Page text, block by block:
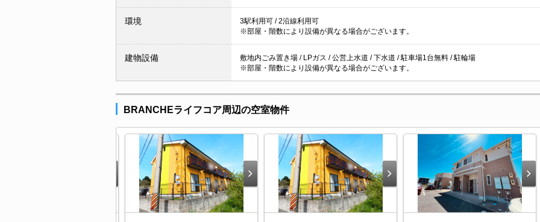
環境
3駅利用可 / 2沿線利用可
※部屋・階数により設備が異なる場合がございます。
建物設備
敷地内ごみ置き場 / LPガス / 公営上水道 / 下水道 / 駐車場1台無料 / 駐輪場
※部屋・階数により設備が異なる場合がございます。
BRANCHEライフコア周辺の空室物件